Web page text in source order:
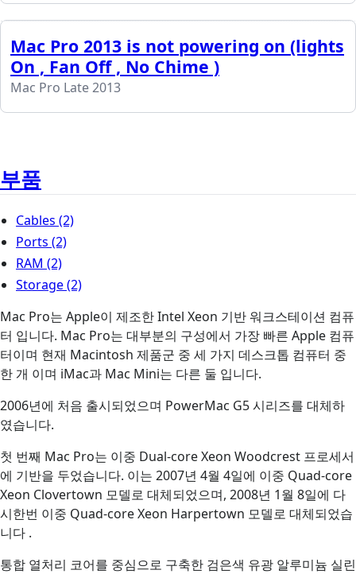
Mac Pro 2013 is not powering on (lights
On , Fan Off , No Chime )
Mac Pro Late 2013
부품
Cables (2)
Ports (2)
RAM (2)
Storage(2)
Mac Pro는 Apple이 제조한 Intel Xeon 기반 워크스테이션 컴퓨
터 입니다. Mac Pro는 대부분의 구성에서 가장 빠른 Apple 컴퓨
터이며 현재 Macintosh 제품군 중 세 가지 데스크톱 컴퓨터 중
한 개 이며 iMac과 Mac Mini는 다른 둘 입니다.
2006년에 처음 출시되었으며 PowerMac G5 시리즈를 대체하
였습니다.
첫 번째 Mac Pro는 이중 Dual-core Xeon Woodcrest 프로세서
에 기반을 두었습니다. 이는 2007년 4월 4일에 이중 Quad-core
Xeon Clovertown 모델로 대체되었으며, 2008년 1월 8일에 다
시한번 이중 Quad-core Xeon Harpertown 모델로 대체되었습
니다 .
통합 열처리 코어를 중심으로 구축한 검은색 유광 알루미늄 실린